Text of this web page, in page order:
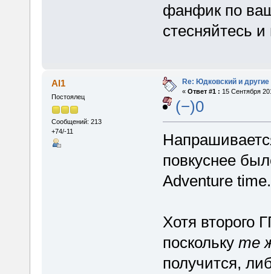
фанфик по
стесняйтесь
Al1
Постоялец
Сообщений: 213
+74/-11
Re: Юдковский и
« Ответ #1 : 15 Сентября
(−)0
повкуснее
Adventure
Хотя второго
поскольку те
получится,